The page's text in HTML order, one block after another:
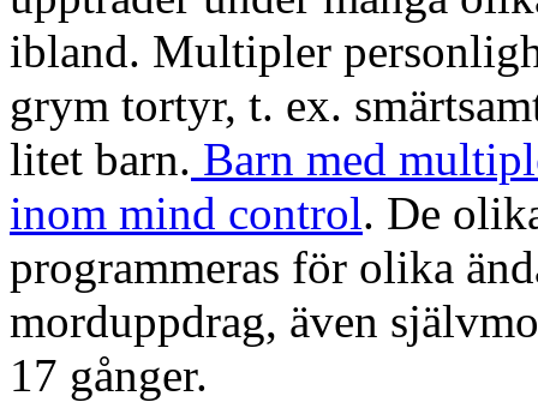
ibland. Multipler
grym tortyr, t. ex.
litet barn. Barn med
inom mind control. De
programmeras för olika
morduppdrag, även
17 gånger.